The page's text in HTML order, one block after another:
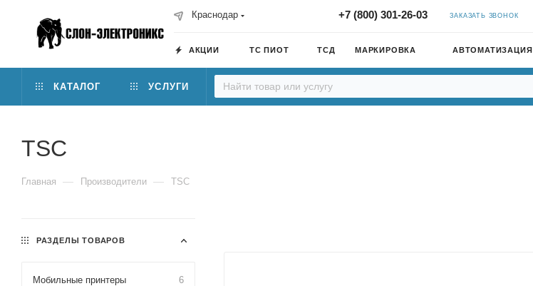
Краснодар +7 (800) 301-26-03 ЗАКАЗАТЬ ЗВОНОК
АКЦИИ ТС ПИОТ ТСД МАРКИРОВКА АВТОМАТИЗАЦИЯ
КАТАЛОГ УСЛУГИ
TSC
Главная — Производители — TSC
РАЗДЕЛЫ ТОВАРОВ
Мобильные принтеры 6